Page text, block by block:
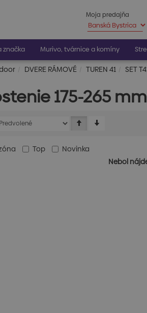
Moja predajňa
značka Murivo, tvárnice a komíny
DVERE RÁMOVÉ TUREN 41 SET
175-265 mm
Top
Novinka
Nebol